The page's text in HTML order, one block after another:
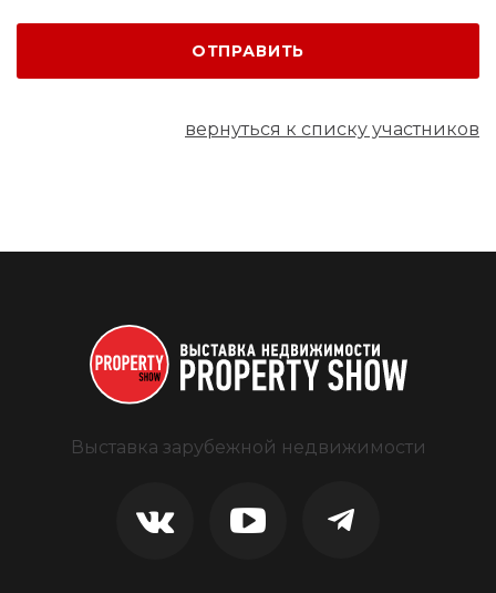
ОТПРАВИТЬ
вернуться к списку участников
Выставка зарубежной недвижимости